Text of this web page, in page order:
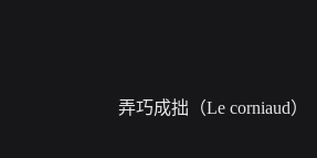
弄巧成拙（Le corniaud）